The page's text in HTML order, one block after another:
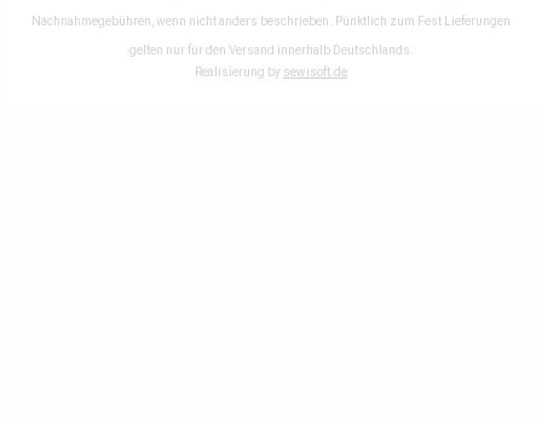
Nachnahmegebühren, wenn nicht anders beschrieben. Pünktlich zum Fest Lieferungen
gelten nur für den Versand innerhalb Deutschlands.
Realisierung by sewisoft.de